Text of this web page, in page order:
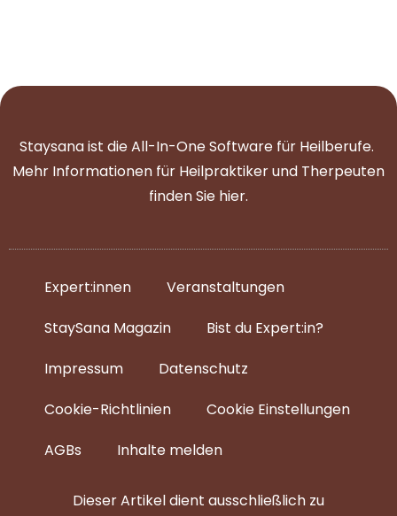
Staysana ist die All-In-One Software für Heilberufe.
Mehr Informationen für Heilpraktiker und Therpeuten
finden Sie hier.
Expert:innen
Veranstaltungen
StaySana Magazin​
Bist du Expert:in?
Impressum
Datenschutz
Cookie-Richtlinien
Cookie Einstellungen
AGBs
Inhalte melden
Dieser Artikel dient ausschließlich zu